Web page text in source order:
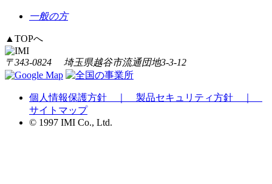
一般の方
▲TOPへ
〒343-0824 埼玉県越谷市流通団地3-3-12
個人情報保護方針 ｜ 製品セキュリティ方針 ｜
サイトマップ
© 1997 IMI Co., Ltd.